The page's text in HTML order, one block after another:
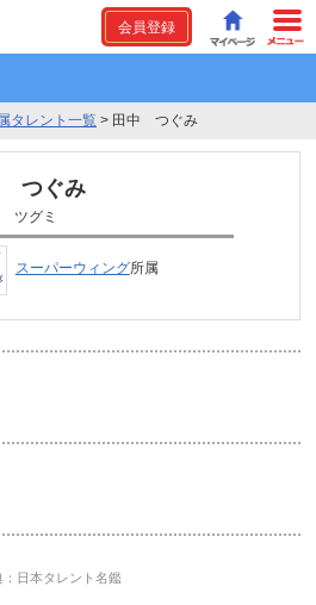
会員登録
タレント一覧 > 田中 つぐみ
つぐみ
ツグミ
スーパーウィング所属
：日本タレント名鑑